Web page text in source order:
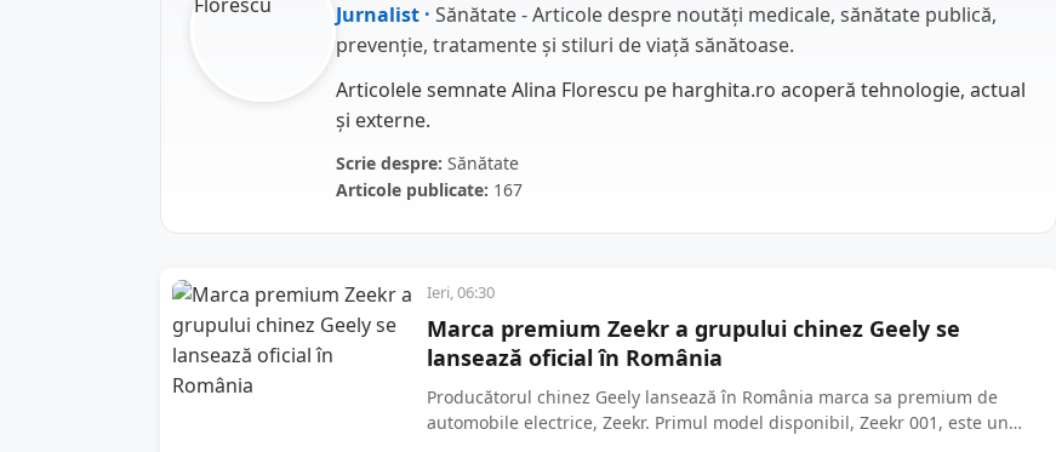
Jurnalist · Sănătate - Articole despre noutăți medicale, sănătate publică,
prevenție, tratamente și stiluri de viață sănătoase.
Articolele semnate Alina Florescu pe harghita.ro acoperă tehnologie, actual
și externe.
Scrie despre: Sănătate
Articole publicate: 167
Ieri, 06:30
Marca premium Zeekr a grupului chinez Geely se
lansează oficial în România
Producătorul chinez Geely lansează în România marca sa premium de
automobile electrice, Zeekr. Primul model disponibil, Zeekr 001, este un